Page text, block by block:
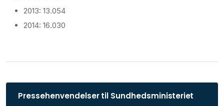
2013: 13.054
2014: 16.030
Pressehenvendelser til Sundhedsministeriet